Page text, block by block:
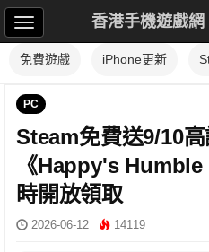
香港手機遊戲
免費遊戲 iPhone更新
PC
Steam免費送9/10
《Happy's
時開放領取
2026-06-12 14119